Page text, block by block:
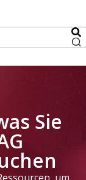
Sie